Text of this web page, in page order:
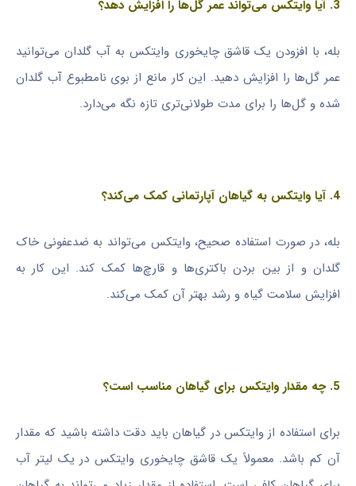
3. آیا وایتکس می‌تواند عمر گل‌ها را افزایش دهد؟
بله، با افزودن یک قاشق چایخوری وایتکس به آب گلدان می‌توانید
عمر گل‌ها را افزایش دهید. این کار مانع از بوی نامطبوع آب گلدان
شده و گل‌ها را برای مدت طولانی‌تری تازه نگه می‌دارد.
4. آیا وایتکس به گیاهان آپارتمانی کمک می‌کند؟
بله، در صورت استفاده صحیح، وایتکس می‌تواند به ضدعفونی خاک
گلدان و از بین بردن باکتری‌ها و قارچ‌ها کمک کند. این کار به
افزایش سلامت گیاه و رشد بهتر آن کمک می‌کند.
5. چه مقدار وایتکس برای گیاهان مناسب است؟
برای استفاده از وایتکس در گیاهان باید دقت داشته باشید که مقدار
آن کم باشد. معمولاً یک قاشق چایخوری وایتکس در یک لیتر آب